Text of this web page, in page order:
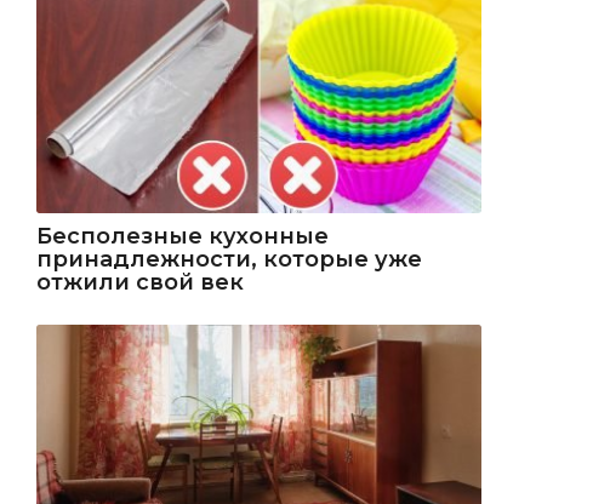
Бесполезные кухонные
принадлежности, которые уже
отжили свой век